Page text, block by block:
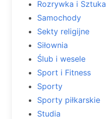
Rozrywka i Sztuka
Samochody
Sekty religijne
Siłownia
Ślub i wesele
Sport i Fitness
Sporty
Sporty piłkarskie
Studia